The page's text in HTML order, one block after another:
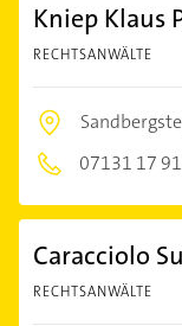
Kniep Klaus
RECHTSANWÄLTE
07131 17
Caracciolo
RECHTSANWÄLTE